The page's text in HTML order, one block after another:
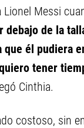
Messi
debajo de la
que él pudiera
tener
Cinthia.
costoso, sin